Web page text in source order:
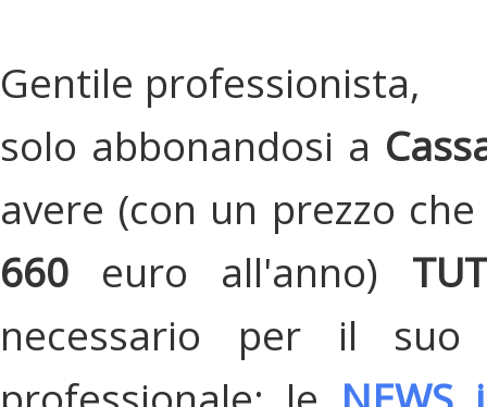
Gentile professionista,
solo abbonandosi a
avere (con un prezzo
660 euro all'anno)
necessario per il suo